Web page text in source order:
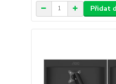
Přidat